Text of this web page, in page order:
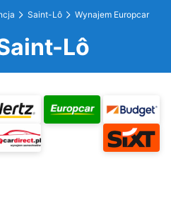
Saint-Lô Wynajem Europcar
Lô